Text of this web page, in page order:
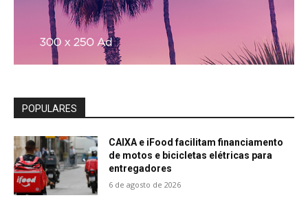
POPULARES
CAIXA e iFood facilitam financiamento
de motos e bicicletas elétricas para
entregadores
6 de agosto de 2026